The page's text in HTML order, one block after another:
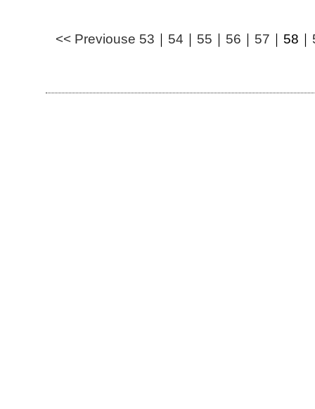
<< Previouse 53 ｜ 54 ｜ 55 ｜ 56 ｜ 57 ｜ 58 ｜